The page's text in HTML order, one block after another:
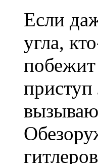
Если
угла,